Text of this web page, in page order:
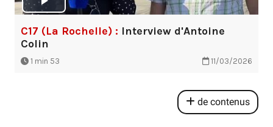
C17 (La Rochelle) : Interview d'Antoine
Colin
1 min 53 11/03/2026
de contenus